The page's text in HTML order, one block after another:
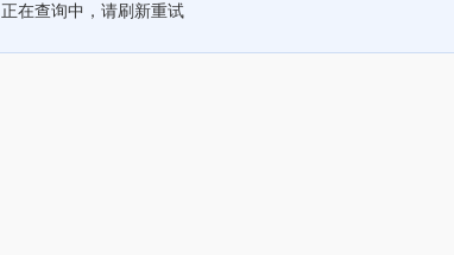
正在查询中，请刷新重试